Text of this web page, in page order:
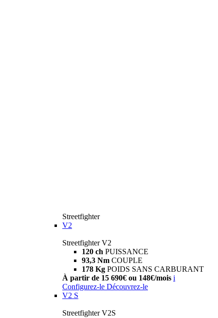
Streetfighter
V2
Streetfighter V2
120 ch PUISSANCE
93,3 Nm COUPLE
178 Kg POIDS SANS CARBURANT
À partir de 15 690€ ou 148€/mois i
Configurez-le Découvrez-le
V2 S
Streetfighter V2S